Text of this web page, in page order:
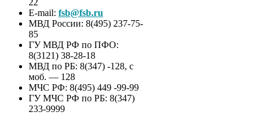
22
E-mail: fsb@fsb.ru
МВД России: 8(495) 237-75-
85
ГУ МВД РФ по ПФО:
8(3121) 38-28-18
МВД по РБ: 8(347) -128, с
моб. — 128
МЧС РФ: 8(495) 449 -99-99
ГУ МЧС РФ по РБ: 8(347)
233-9999